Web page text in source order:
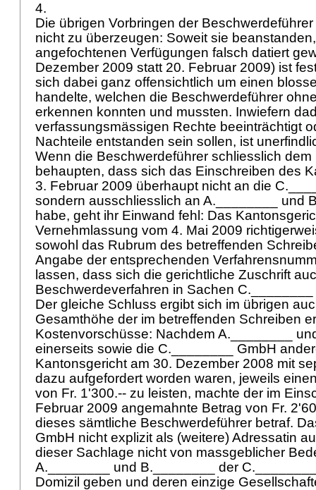
4.
Die übrigen Vorbringen der
nicht zu überzeugen: Soweit sie
angefochtenen Verfügungen falsch datiert
Dezember 2009 statt 20. Februar 2009) ist
sich dabei ganz offensichtlich um einen
handelte, welchen die Beschwerdeführer
erkennen konnten und mussten. Inwiefern
verfassungsmässigen Rechte beeinträchtigt
Nachteile entstanden sein sollen, ist
Wenn die Beschwerdeführer schliesslich dem
behaupten, dass sich das Einschreiben des
3. Februar 2009 überhaupt nicht an die
sondern ausschliesslich an A.________ und
habe, geht ihr Einwand fehl: Das
Vernehmlassung vom 4. Mai 2009
sowohl das Rubrum des betreffenden
Angabe der entsprechenden
lassen, dass sich die gerichtliche Zuschrift
Beschwerdeverfahren in Sachen
Der gleiche Schluss ergibt sich im übrigen
Gesamthöhe der im betreffenden Schreiben
Kostenvorschüsse: Nachdem A.________
einerseits sowie die C.________ GmbH
Kantonsgericht am 30. Dezember 2008 mit
dazu aufgefordert worden waren, jeweils
von Fr. 1'300.-- zu leisten, machte der im
Februar 2009 angemahnte Betrag von Fr.
dieses sämtliche Beschwerdeführer betraf.
GmbH nicht explizit als (weitere) Adressatin
dieser Sachlage nicht von massgeblicher
A.________ und B.________ der
Domizil geben und deren einzige